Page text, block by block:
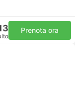
Prenota ora